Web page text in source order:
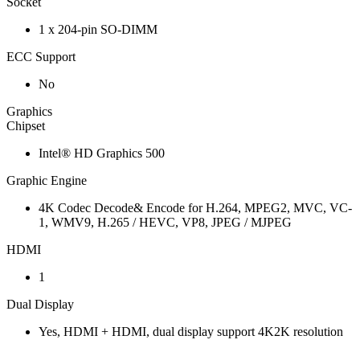
1 x 204-pin SO-DIMM
ECC Support
No
Graphics
Chipset
Intel® HD Graphics 500
Graphic Engine
4K Codec Decode& Encode for H.264, MPEG2, MVC, VC-
1, WMV9, H.265 / HEVC, VP8, JPEG / MJPEG
HDMI
1
Dual Display
Yes, HDMI + HDMI, dual display support 4K2K resolution